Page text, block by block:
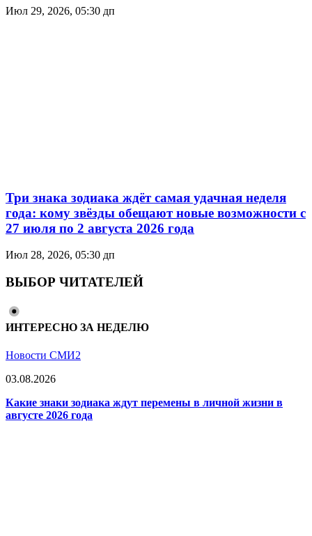
Июл 29, 2026, 05:30 дп
Три знака зодиака ждёт самая удачная неделя
года: кому звёзды обещают новые возможности с
27 июля по 2 августа 2026 года
Июл 28, 2026, 05:30 дп
ВЫБОР ЧИТАТЕЛЕЙ
ИНТЕРЕСНО ЗА НЕДЕЛЮ
Новости СМИ2
03.08.2026
Какие знаки зодиака ждут перемены в личной жизни в
августе 2026 года